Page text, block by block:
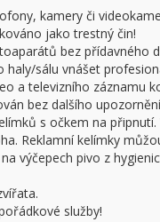
kamery či
jako trestný čin!
bez přídavného
sálu vnášet
a televizního záznamu
bez dalšího
s očkem na připnutí.
Reklamní kelímky
výčepech pivo z
služby!